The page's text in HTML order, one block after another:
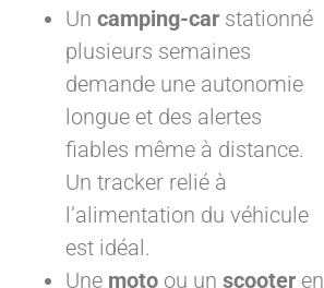
Un camping-car stationné
plusieurs semaines
demande une autonomie
longue et des alertes
fiables même à distance.
Un tracker relié à
l’alimentation du véhicule
est idéal.
Une moto ou un scooter en